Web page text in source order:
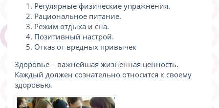
Регулярные физические упражнения.
Рациональное питание.
Режим отдыха и сна.
Позитивный настрой.
Отказ от вредных привычек
Здоровье – важнейшая жизненная ценность.
Каждый должен сознательно относится к своему
здоровью.